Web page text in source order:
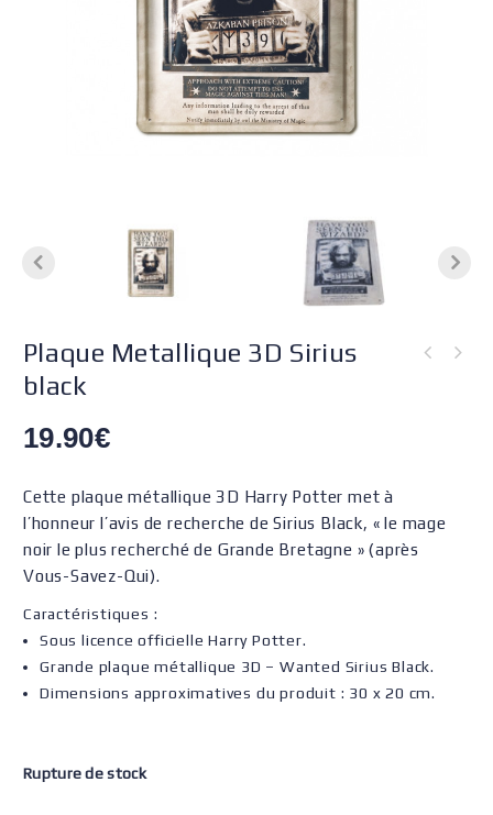
Plaque Metallique 3D Sirius
black
19.90€
Cette plaque métallique 3D Harry Potter met à
l’honneur l’avis de recherche de Sirius Black, « le mage
noir le plus recherché de Grande Bretagne » (après
Vous-Savez-Qui).
Caractéristiques :
Sous licence officielle Harry Potter.
Grande plaque métallique 3D – Wanted Sirius Black.
Dimensions approximatives du produit : 30 x 20 cm.
Rupture de stock